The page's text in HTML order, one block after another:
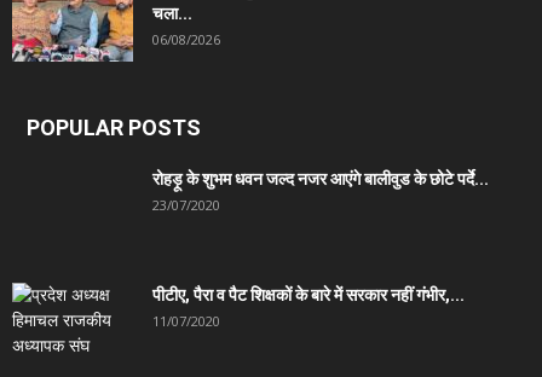
चला...
06/08/2026
POPULAR POSTS
रोहड़ू के शुभम धवन जल्द नजर आएंगे बालीवुड के छोटे पर्दे...
23/07/2020
पीटीए, पैरा व पैट शिक्षकों के बारे में सरकार नहीं गंभीर,...
11/07/2020